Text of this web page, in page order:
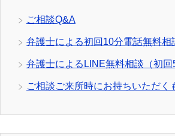
ご相談Q&A
弁護士による初回10分電話無料相
弁護士によるLINE無料相談（初回
ご相談ご来所時にお持ちいただく